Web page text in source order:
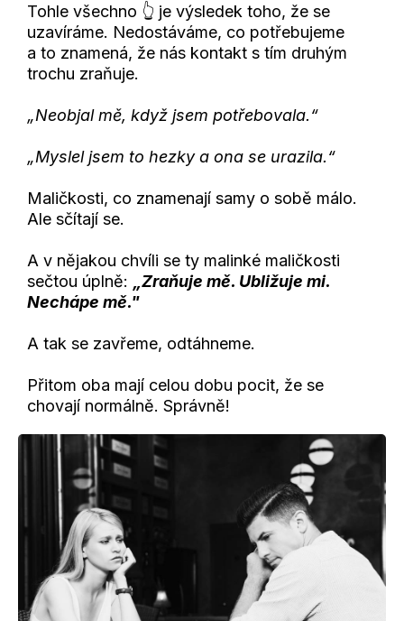
Tohle všechno 👆 je výsledek toho, že se
uzavíráme. Nedostáváme, co potřebujeme
a to znamená, že nás kontakt s tím druhým
trochu zraňuje.
„Neobjal mě, když jsem potřebovala.“
„Myslel jsem to hezky a ona se urazila.“
Maličkosti, co znamenají samy o sobě málo.
Ale sčítají se.
A v nějakou chvíli se ty malinké maličkosti
sečtou úplně:
„Zraňuje mě. Ubližuje mi.
Nechápe mě."
A tak se zavřeme, odtáhneme.
Přitom oba mají celou dobu pocit, že se
chovají normálně. Správně!